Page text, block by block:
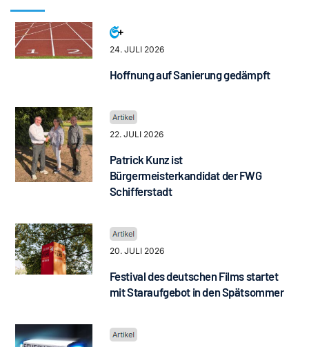
24. JULI 2026
Hoffnung auf Sanierung gedämpft
22. JULI 2026
Patrick Kunz ist
Bürgermeisterkandidat der FWG
Schifferstadt
20. JULI 2026
Festival des deutschen Films startet
mit Staraufgebot in den Spätsommer